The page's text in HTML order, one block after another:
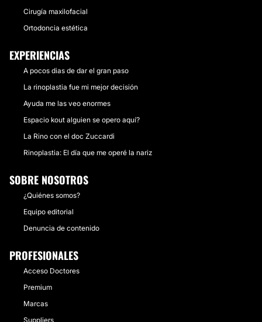
Cirugía maxilofacial
Ortodoncia estética
EXPERIENCIAS
A pocos dias de dar el gran paso
La rinoplastia fue mi mejor decisión
Ayuda me las veo enormes
Espacio kout alguien se opero aquí?
La Rino con el doc Zuccardi
Rinoplastia: El día que me operé la nariz
SOBRE NOSOTROS
¿Quiénes somos?
Equipo editorial
Denuncia de contenido
PROFESIONALES
Acceso Doctores
Premium
Marcas
Suppliers